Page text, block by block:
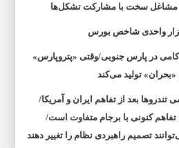
مشاغل سخت با مشارکت تشکل‌ها
در پارس جنوبی/وقتی «پتروپارس»
«بحران» تولید می‌کند
بعد از تفاهم ایران و آمریکا/
کنونی با برجام متفاوت است/
تصمیم راهبردی نظام را تغییر دهند